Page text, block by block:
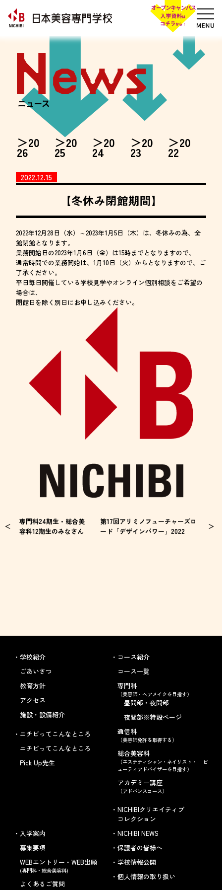
20
26
20
25
20
24
20
23
20
22
2022.12.15
【冬休み閉館期間】
2022年12月28日（水）～2023年1月5日（木）は、冬休みの為、全
館閉館となります。
業務開始日の2023年1月6日（金）は15時までとなりますので、
通常時間での業務開始は、1月10日（火）からとなりますので、ご
了承ください。
平日毎日開催している学校見学やオンライン個別相談をご希望の
場合は、
閉館日を除く別日にお申し込みください。
専門科24期生・総合美
容科12期生のみなさん
第17回アリミノフューチャーズロ
ード「デザインパワー」2022
学校紹介
ごあいさつ
教育方針
アクセス
施設・設備紹介
ニチビってこんなところ
ニチビってこんなところ
Pick Up先生
コース紹介
コース一覧
専門科
（美容師・ヘアメイクを目指す）
昼間部・夜間部
夜間部※特設ページ
通信科
（美容師免許を取得する）
総合美容科
（エステティシャン・ネイリスト・ ビ
ューティアドバイザーを目指す）
アカデミー講座
（アドバンスコース）
NICHIBIクリエイティブ
コレクション
入学案内
募集要項
WEBエントリー・WEB出願
(専門科・総合美容科)
よくあるご質問
NICHIBI NEWS
保護者の皆様へ
学校情報公開
個人情報の取り扱い